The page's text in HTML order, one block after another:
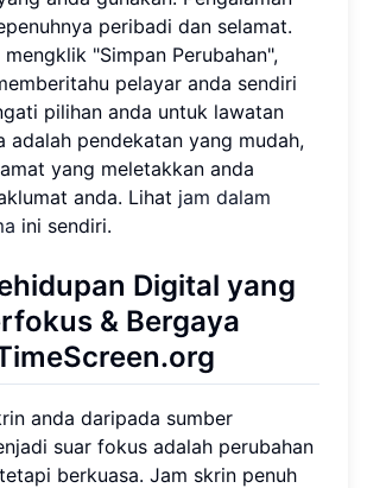
peribadi dan selamat.
"Simpan Perubahan",
pelayar anda sendiri
pilihan anda untuk lawatan
adalah pendekatan yang mudah,
yang meletakkan anda
anda. Lihat jam dalam
ini sendiri.
Digital yang
& Bergaya
anda daripada sumber
suar fokus adalah perubahan
berkuasa. Jam skrin penuh